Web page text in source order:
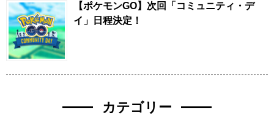
【ポケモンGO】次回「コミュニティ・デ
イ」日程決定！
カテゴリー